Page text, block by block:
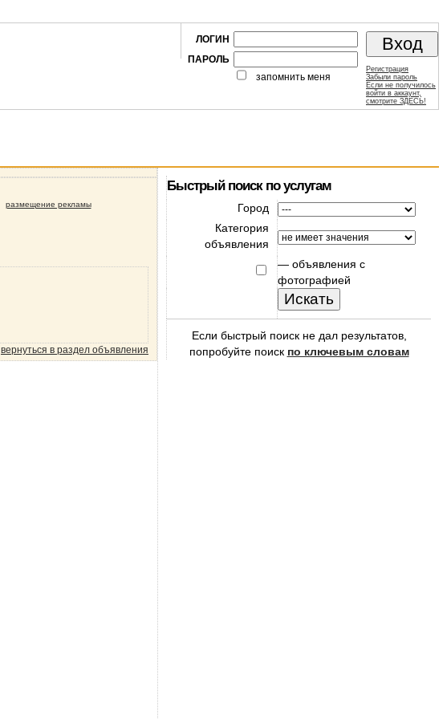
ЛОГИН
ПАРОЛЬ
запомнить меня
Регистрация
Забыли пароль
Если не получилось
войти в аккаунт,
смотрите ЗДЕСЬ!
размещение рекламы
вернуться в раздел объявления
Быстрый поиск по услугам
Город
Категория
объявления
— объявления с
фотографией
Если быстрый поиск не дал результатов,
попробуйте поиск по ключевым словам